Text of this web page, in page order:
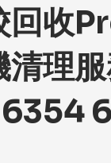
回
理